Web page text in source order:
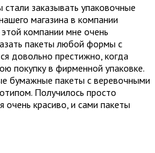
заказывать упаковочные
магазина в компании
компании мне очень
пакеты любой формы с
довольно престижно, когда
покупку в фирменной упаковке.
бумажные пакеты с веревочными
Получилось просто
очень красиво, и сами пакеты